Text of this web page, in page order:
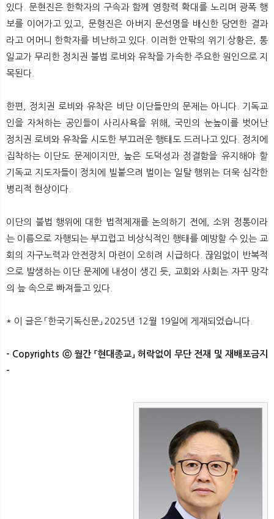
있다. 문현진은 한학자의 구속과 함께 영향력 확대를 노리며 광폭 행
보를 이어가고 있고, 문형진은 아버지 문선명을 배신한 당연한 결과
라고 어머니 한학자를 비난하고 있다. 이러한 안팎의 위기 상황은, 통
일교가 무리한 정치권 불법 로비와 유착을 가속한 주요한 원인으로 지
목된다.
한편, 정치권 로비와 유착은 비단 이단들만의 문제는 아니다. 기독교
인을 자처하는 공인들이 사리사욕을 위해, 국민의 눈높이를 벗어난
정치권 로비와 유착을 시도한 부끄러운 행태도 드러나고 있다. 정치에
집착하는 이단도 문제이지만, 높은 도덕성과 정결함을 유지해야 할
기독교 지도자들이 정치에 빌붙으려 벌이는 일탈 행위는 더욱 심각한
병리적 현상이다.
이단의 불법 행위에 대한 법적제재를 논의하기 전에, 소위 정통이라
는 이름으로 자행되는 부끄럽고 비상식적인 행태를 예방할 수 있는 교
회의 자구노력과 안전장치 마련이 오히려 시급하다. 끊임없이 반복적
으로 발생하는 이단 문제에 내성이 생긴 듯, 교회와 사회는 자꾸 망각
의 늪 속으로 빠져들고 있다.
* 이 글은 「한국기독신문」 2025년 12월 19일에 게재되었습니다.
- Copyrights ⓒ 월간 「현대종교」 허락없이 무단 전재 및 재배포금지
-